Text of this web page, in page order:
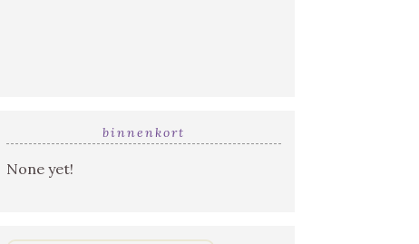
binnenkort
None yet!